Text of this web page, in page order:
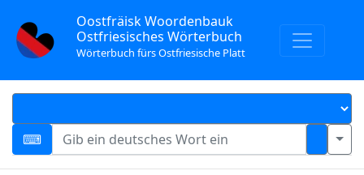
Oostfräisk Woordenbauk
Ostfriesisches Wörterbuch
Wörterbuch fürs Ostfriesische Platt